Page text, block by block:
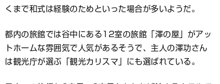
くまで和式は経験のためといった場合が多いようだ。
都内の旅館では谷中にある12室の旅館「澤の屋」がアッ
トホームな雰囲気で人気があるそうで、主人の澤功さん
は観光庁が選ぶ「観光カリスマ」にも選ばれている。